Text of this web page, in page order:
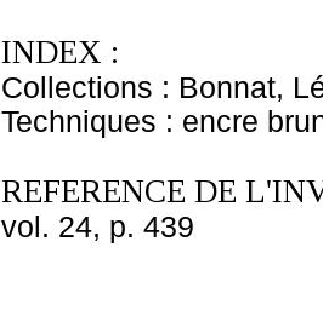
INDEX :
Collections : Bonnat,
Techniques : encre
REFERENCE DE
vol. 24, p. 439